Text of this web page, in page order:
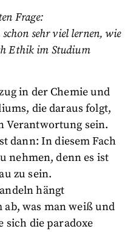
Frage:
sehr viel lernen, wie
Ethik im Studium
in der Chemie und
die daraus folgt,
Verantwortung sein.
dann: In diesem Fach
nehmen, denn es ist
zu sein.
hängt
was man weiß und
sich die paradoxe